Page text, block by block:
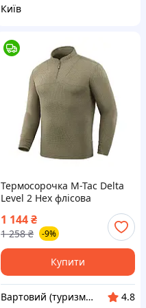
Київ
Термосорочка M-Tac Delta
Level 2 Hex флісова
тактична термобілизна Hex
Tan L (7003-vart)
1 144₴
1 258 ₴ -9%
Купити
Вартовий (туризм, полювання та рибалка)
4.8